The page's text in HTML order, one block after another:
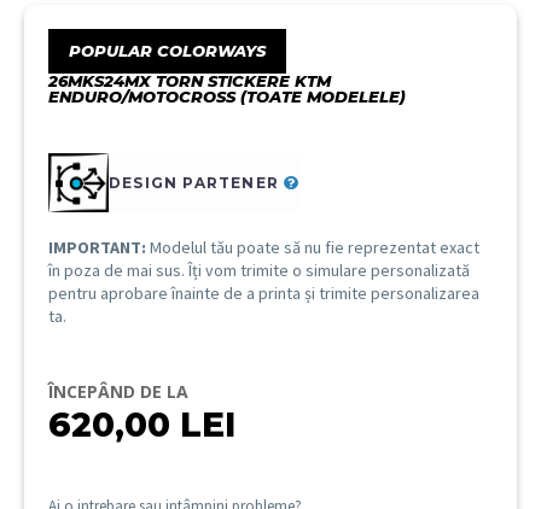
POPULAR COLORWAYS
26MKS24MX TORN STICKERE KTM
ENDURO/MOTOCROSS (TOATE MODELELE)
DESIGN PARTENER
IMPORTANT: Modelul tău poate să nu fie reprezentat exact
în poza de mai sus. Îți vom trimite o simulare personalizată
pentru aprobare înainte de a printa și trimite personalizarea
ta.
ÎNCEPÂND DE LA
620,00 LEI